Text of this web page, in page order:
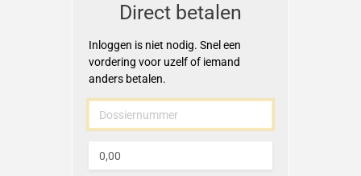
Direct betalen
Inloggen is niet nodig. Snel een
vordering voor uzelf of iemand
anders betalen.